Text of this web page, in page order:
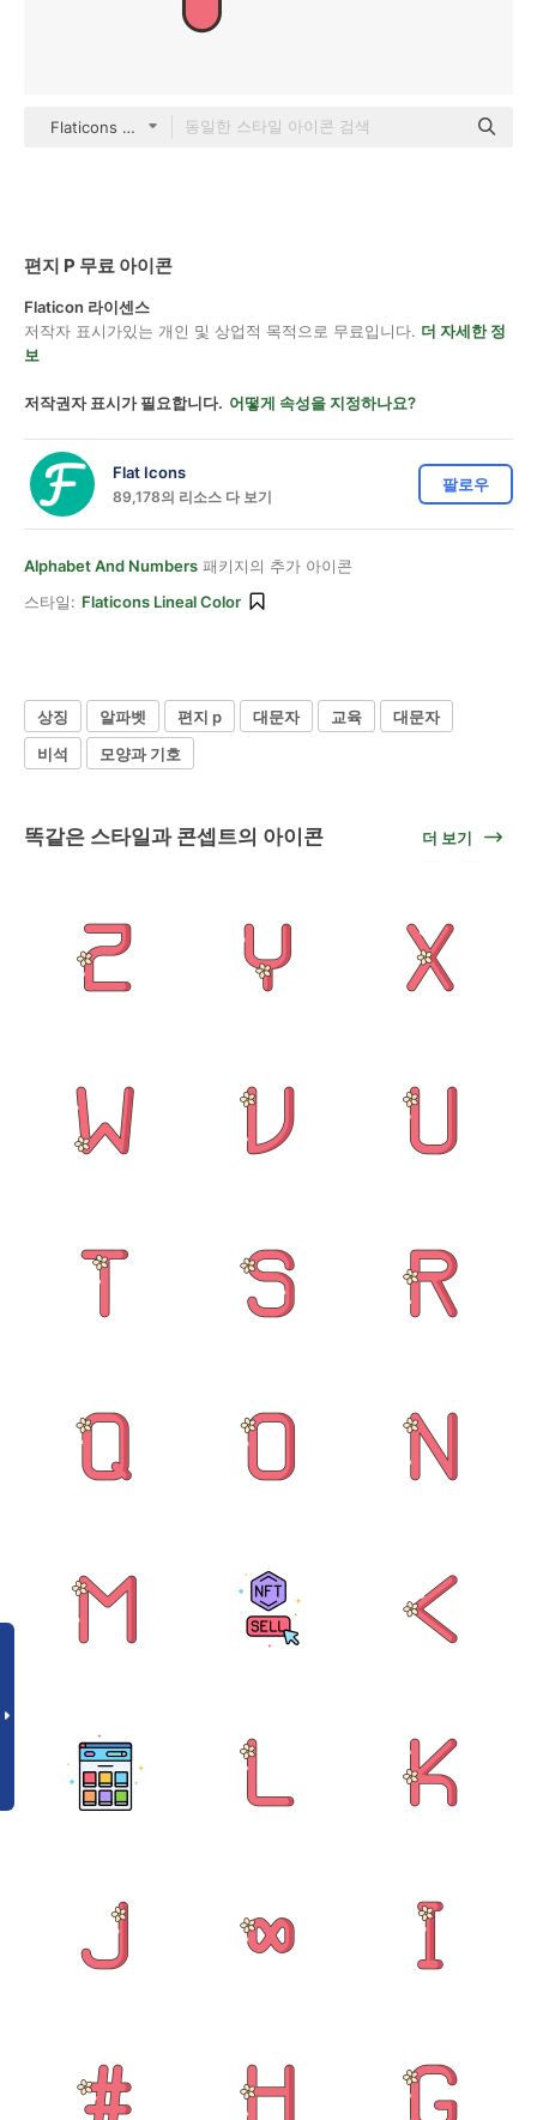
Flaticons Lineal Color
편지 P 무료 아이콘
Flaticon 라이센스
저작자 표시가있는 개인 및 상업적 목적으로 무료입니다. 더 자세한 정
보
저작권자 표시가 필요합니다. 어떻게 속성을 지정하나요?
Flat Icons
89,178의 리소스 다 보기
팔로우
Alphabet And Numbers 패키지의 추가 아이콘
스타일: Flaticons Lineal Color
상징 알파벳 편지 p 대문자 교육
대문자
비석
모양과 기호
똑같은 스타일과 콘셉트의 아이콘 더 보기